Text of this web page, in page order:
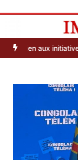
contenu
Impact
S’informer
initiatives